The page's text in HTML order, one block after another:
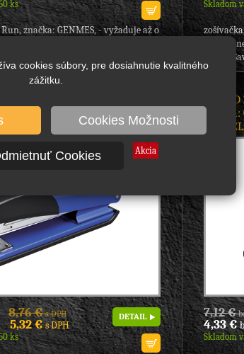
cookies súbory, pre dosiahnutie kvalitného
zážitku.
Cookies Možnosti
Cookies
ks
značka: GENMES, - vyžaduje až o
Skladom
60%
Power-
Q2 pevná a spoľahlivá,
Akcia
8,76 €s DPH
5,32 €s DPH
ks
DETAIL 7,12 €
4,33 €
Skladom